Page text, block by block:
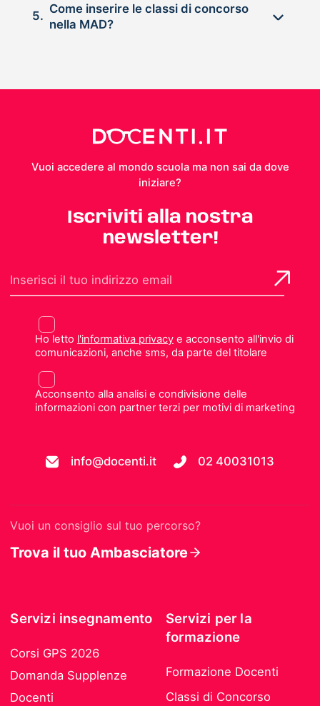
5.
Come inserire le classi di concorso
nella MAD?
Vuoi accedere al mondo scuola ma non sai da dove
iniziare?
Iscriviti alla nostra
newsletter!
Ho letto l'informativa privacye acconsento all'invio di
comunicazioni, anche sms, da parte del titolare
Acconsento alla analisi e condivisione delle
informazioni con partner terzi per motivi di marketing
info@docenti.it 02 40031013
Vuoi un consiglio sul tuo percorso?
Trova il tuo Ambasciatore
Servizi insegnamento
Corsi GPS 2026
Domanda Supplenze
Docenti
Servizi per la
formazione
Formazione Docenti
Classi di Concorso